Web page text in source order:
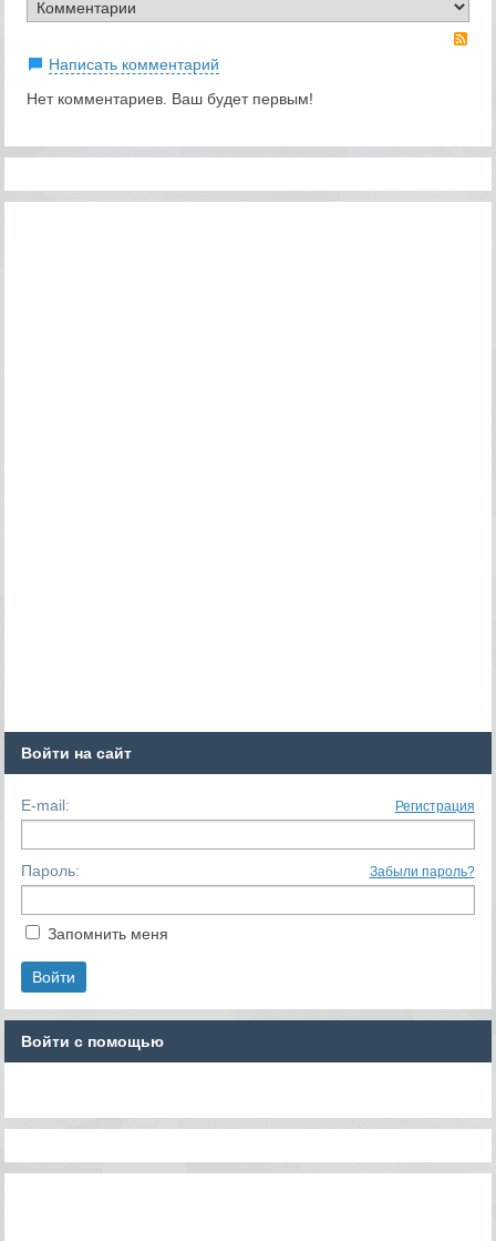
Написать комментарий
Нет комментариев. Ваш будет первым!
Войти на сайт
E-mail: Регистрация
Пароль: Забыли пароль?
Запомнить меня
Войти с помощью